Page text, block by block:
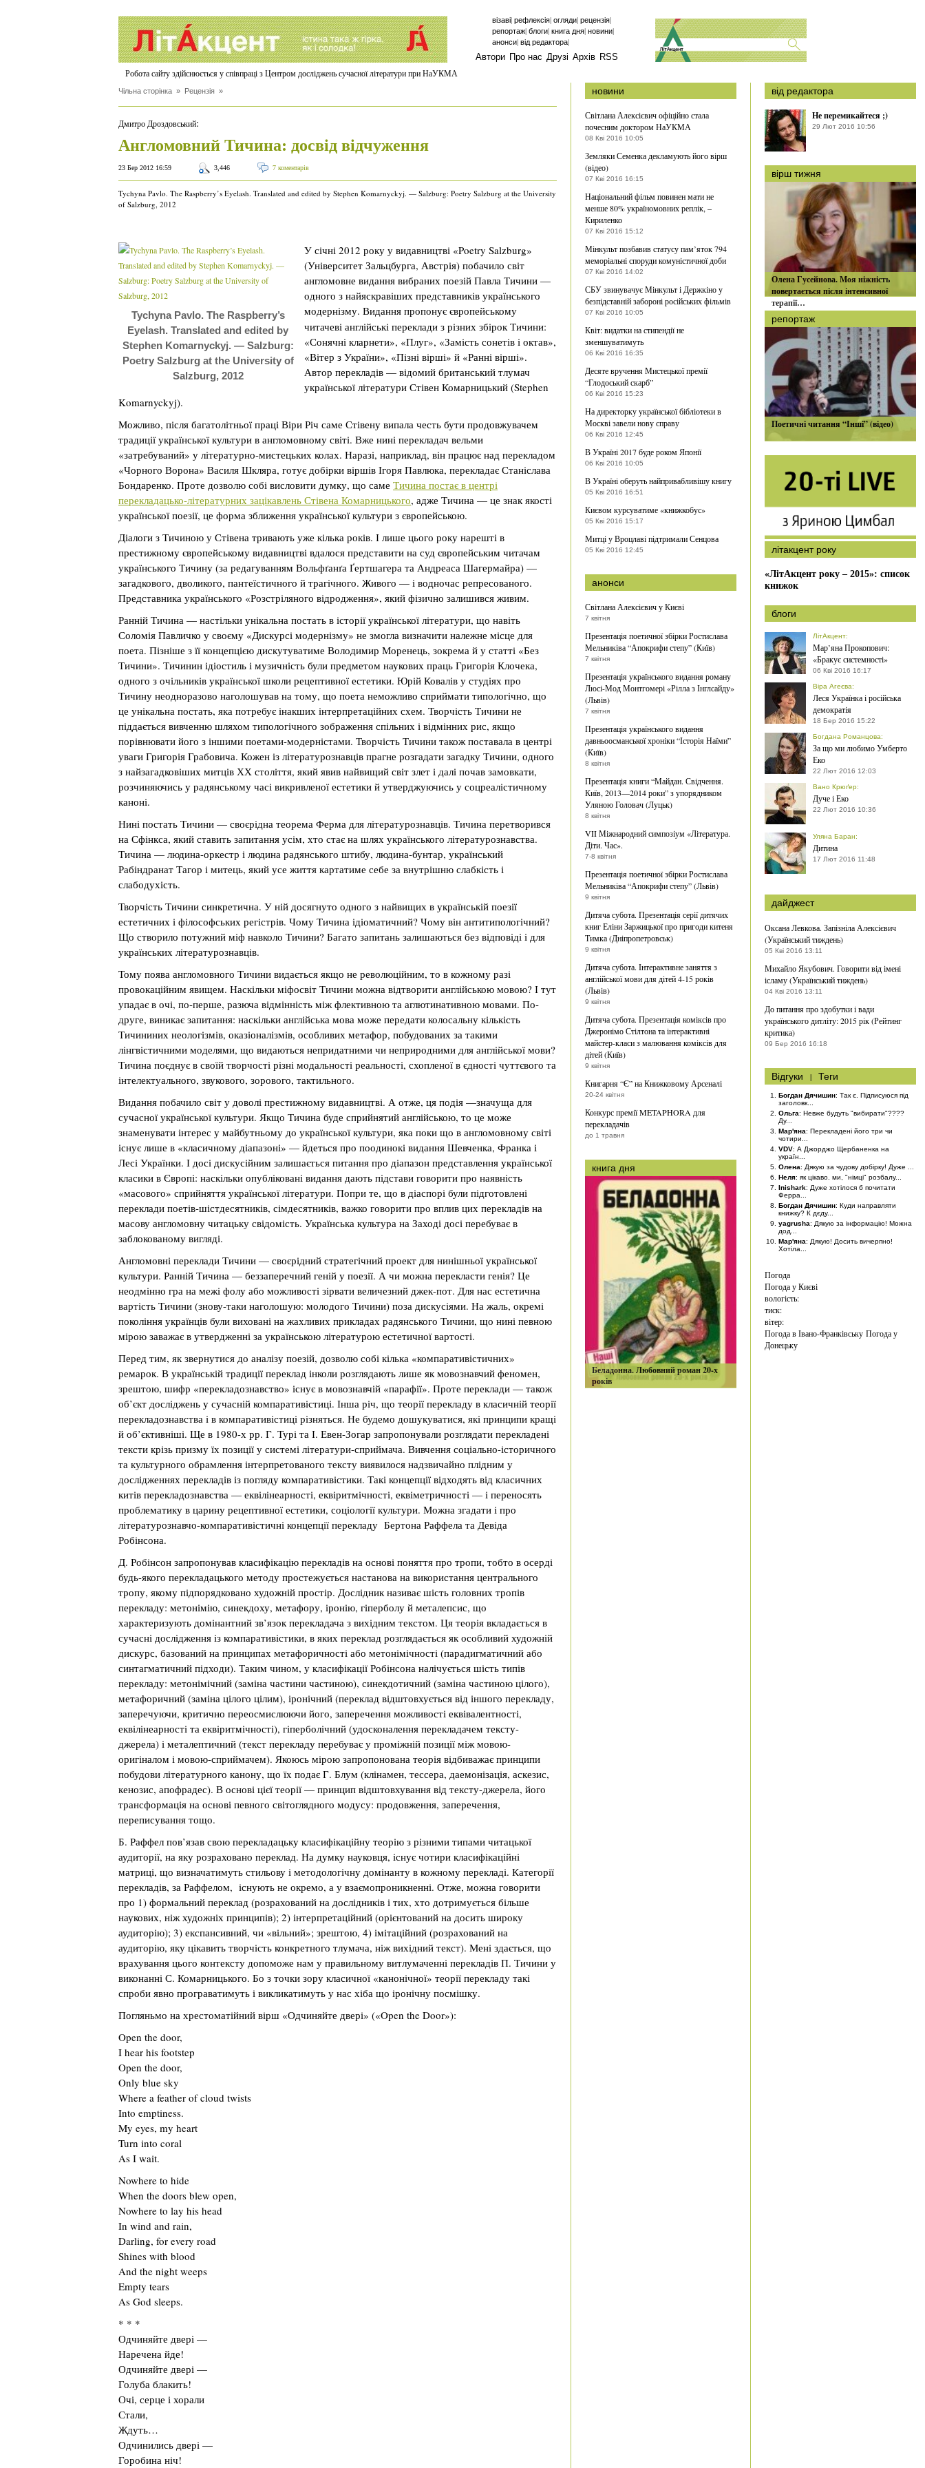
візаві| рефлексія| огляди| рецензія|
репортаж| блоги| книга дня| новини|
анонси| від редактора|
Автори Про нас Друзі Архів RSS
Робота сайту здійснюється у співпраці з Центром досліджень сучасної літератури при НаУКМА
Чільна сторінка » Рецензія »
Дмитро Дроздовський:
Англомовний Тичина: досвід відчуження
23 Бер 2012 16:59 3,446 7 коментарів
Tychyna Pavlo. The Raspberry’s Eyelash. Translated and edited by Stephen Komarnyckyj. — Salzburg: Poetry Salzburg at the University
of Salzburg, 2012
Tychyna Pavlo. The Raspberry’s
Eyelash. Translated and edited by
Stephen Komarnyckyj. — Salzburg:
Poetry Salzburg at the University of
Salzburg, 2012
У січні 2012 року у видавництві «Poetry Salzburg»
(Університет Зальцбурга, Австрія) побачило світ
англомовне видання вибраних поезій Павла Тичини —
одного з найяскравіших представників українського
модернізму. Видання пропонує європейському
читачеві англійські переклади з різних збірок Тичини:
«Сонячні кларнети», «Плуг», «Замість сонетів і октав»,
«Вітер з України», «Пізні вірші» й «Ранні вірші».
Автор перекладів — відомий британський тлумач
української літератури Стівен Комарницький (Stephen
Komarnyckyj).
Можливо, після багатолітньої праці Віри Річ саме Стівену випала честь бути продовжувачем
традиції української культури в англомовному світі. Вже нині перекладач вельми
«затребуваний» у літературно-мистецьких колах. Наразі, наприклад, він працює над перекладом
«Чорного Ворона» Василя Шкляра, готує добірки віршів Ігоря Павлюка, перекладає Станіслава
Бондаренко. Проте дозволю собі висловити думку, що саме Тичина постає в центрі
перекладацько-літературних зацікавлень Стівена Комарницького, адже Тичина — це знак якості
української поезії, це форма зближення української культури з європейською.
Діалоги з Тичиною у Стівена тривають уже кілька років. І лише цього року нарешті в
престижному європейському видавництві вдалося представити на суд європейським читачам
українського Тичину (за редагуванням Вольфґанґа Ґертшагера та Андреаса Шагермайра) —
загадкового, дволикого, пантеїстичного й трагічного. Живого — і водночас репресованого.
Представника українського «Розстріляного відродження», який фізично залишився живим.
Ранній Тичина — настільки унікальна постать в історії української літератури, що навіть
Соломія Павличко у своєму «Дискурсі модернізму» не змогла визначити належне місце для
поета. Пізніше з її концепцією дискутуватиме Володимир Моренець, зокрема й у статті «Без
Тичини». Тичинин ідіостиль і музичність були предметом наукових праць Григорія Клочека,
одного з очільників української школи рецептивної естетики. Юрій Ковалів у студіях про
Тичину неодноразово наголошував на тому, що поета неможливо сприймати типологічно, що
це унікальна постать, яка потребує інакших інтерпретаційних схем. Творчість Тичини не
піддається вивченню шляхом типологічного зображення спільних і відмінних рис, якщо
порівнювати його з іншими поетами-модерністами. Творчість Тичини також поставала в центрі
уваги Григорія Грабовича. Кожен із літературознавців прагне розгадати загадку Тичини, одного
з найзагадковіших митців ХХ століття, який явив найвищий світ злет і далі почав замовкати,
розчиняючись у радянському часі викривленої естетики й утверджуючись у соцреалістичному
каноні.
Нині постать Тичини — своєрідна теорема Ферма для літературознавців. Тичина перетворився
на Сфінкса, який ставить запитання усім, хто стає на шлях українського літературознавства.
Тичина — людина-оркестр і людина радянського штибу, людина-бунтар, український
Рабіндранат Тагор і митець, який усе життя картатиме себе за внутрішню слабкість і
слабодухість.
Творчість Тичини синкретична. У ній досягнуто одного з найвищих в українській поезії
естетичних і філософських регістрів. Чому Тичина ідіоматичний? Чому він антитипологічний?
Що створило потужний міф навколо Тичини? Багато запитань залишаються без відповіді і для
українських літературознавців.
Тому поява англомовного Тичини видається якщо не революційним, то в кожному разі
провокаційним явищем. Наскільки міфосвіт Тичини можна відтворити англійською мовою? І тут
упадає в очі, по-перше, разюча відмінність між флективною та аглютинативною мовами. По-
друге, виникає запитання: наскільки англійська мова може передати колосальну кількість
Тичининих неологізмів, оказіоналізмів, особливих метафор, побудованих за такими
лінгвістичними моделями, що видаються непридатними чи неприродними для англійської мови?
Тичина поєднує в своїй творчості різні модальності реальності, схопленої в єдності чуттєвого та
інтелектуального, звукового, зорового, тактильного.
Видання побачило світ у доволі престижному видавництві. А отже, ця подія —значуща для
сучасної української культури. Якщо Тичина буде сприйнятий англійською, то це може
знаменувати інтерес у майбутньому до української культури, яка поки що в англомовному світі
існує лише в «класичному діапазоні» — йдеться про поодинокі видання Шевченка, Франка і
Лесі Українки. І досі дискусійним залишається питання про діапазон представлення української
класики в Європі: наскільки опубліковані видання дають підстави говорити про наявність
«масового» сприйняття української літератури. Попри те, що в діаспорі були підготовлені
переклади поетів-шістдесятників, сімдесятників, важко говорити про вплив цих перекладів на
масову англомовну читацьку свідомість. Українська культура на Заході досі перебуває в
заблокованому вигляді.
Англомовні переклади Тичини — своєрідний стратегічний проект для нинішньої української
культури. Ранній Тичина — беззаперечний геній у поезії. А чи можна перекласти генія? Це
неодмінно гра на межі фолу або можливості зірвати величезний джек-пот. Для нас естетична
вартість Тичини (знову-таки наголошую: молодого Тичини) поза дискусіями. На жаль, окремі
покоління українців були виховані на жахливих прикладах радянського Тичини, що нині певною
мірою заважає в утвердженні за українською літературою естетичної вартості.
Перед тим, як звернутися до аналізу поезій, дозволю собі кілька «компаративістичних»
ремарок. В українській традиції переклад інколи розглядають лише як мовознавчий феномен,
зрештою, шифр «перекладознавство» існує в мовознавчій «парафії». Проте переклади — також
об’єкт досліджень у сучасній компаративістиці. Інша річ, що теорії перекладу в класичній теорії
перекладознавства і в компаративістиці різняться. Не будемо дошукуватися, які принципи кращі
й об’єктивніші. Ще в 1980-х рр. Г. Турі та І. Евен-Зогар запропонували розглядати перекладені
тексти крізь призму їх позиції у системі літератури-сприймача. Вивчення соціально-історичного
та культурного обрамлення інтерпретованого тексту виявилося надзвичайно плідним у
дослідженнях перекладів із погляду компаративістики. Такі концепції відходять від класичних
китів перекладознавства — еквілінеарності, еквіритмічності, еквіметричності — і переносять
проблематику в царину рецептивної естетики, соціології культури. Можна згадати і про
літературознавчо-компаративістичні концепції перекладу Бертона Раффела та Девіда
Робінсона.
Д. Робінсон запропонував класифікацію перекладів на основі поняття про тропи, тобто в осерді
будь-якого перекладацького методу простежується настанова на використання центрального
тропу, якому підпорядковано художній простір. Дослідник називає шість головних тропів
перекладу: метонімію, синекдоху, метафору, іронію, гіперболу й металепсис, що
характеризують домінантний зв’язок перекладача з вихідним текстом. Ця теорія вкладається в
сучасні дослідження із компаративістики, в яких переклад розглядається як особливий художній
дискурс, базований на принципах метафоричності або метонімічності (парадигматичний або
синтагматичний підходи). Таким чином, у класифікації Робінсона налічується шість типів
перекладу: метонімічний (заміна частини частиною), синекдотичний (заміна частиною цілого),
метафоричний (заміна цілого цілим), іронічний (переклад відштовхується від іншого перекладу,
заперечуючи, критично переосмислюючи його, заперечення можливості еквівалентності,
еквілінеарності та еквіритмічності), гіперболічний (удосконалення перекладачем тексту-
джерела) і металептичний (текст перекладу перебуває у проміжній позиції між мовою-
оригіналом і мовою-сприймачем). Якоюсь мірою запропонована теорія відбиважає принципи
побудови літературного канону, що їх подає Г. Блум (клінамен, тессера, даемонізація, аскезис,
кенозис, апофрадес). В основі цієї теорії — принцип відштовхування від тексту-джерела, його
трансформація на основі певного світоглядного модусу: продовження, заперечення,
переписування тощо.
Б. Раффел пов’язав свою перекладацьку класифікаційну теорію з різними типами читацької
аудиторії, на яку розраховано переклад. На думку науковця, існує чотири класифікаційні
матриці, що визначатимуть стильову і методологічну домінанту в кожному перекладі. Категорії
перекладів, за Раффелом, існують не окремо, а у взаємопроникненні. Отже, можна говорити
про 1) формальний переклад (розрахований на дослідників і тих, хто дотримується більше
наукових, ніж художніх принципів); 2) інтерпретаційний (орієнтований на досить широку
аудиторію); 3) експансивний, чи «вільний»; зрештою, 4) імітаційний (розрахований на
аудиторію, яку цікавить творчість конкретного тлумача, ніж вихідний текст). Мені здається, що
врахування цього контексту допоможе нам у правильному витлумаченні перекладів П. Тичини у
виконанні С. Комарницького. Бо з точки зору класичної «канонічної» теорії перекладу такі
спроби явно програватимуть і викликатимуть у нас хіба що іронічну посмішку.
Погляньмо на хрестоматійний вірш «Одчиняйте двері» («Open the Door»):
Open the door,
I hear his footstep
Open the door,
Only blue sky
Where a feather of cloud twists
Into emptiness.
My eyes, my heart
Turn into coral
As I wait.
Nowhere to hide
When the doors blew open,
Nowhere to lay his head
In wind and rain,
Darling, for every road
Shines with blood
And the night weeps
Empty tears
As God sleeps.
* * *
Одчиняйте двері —
Наречена йде!
Одчиняйте двері —
Голуба блакить!
Очі, серце і хорали
Стали,
Ждуть…
Одчинились двері —
Горобина ніч!
новини
Світлана Алексієвич офіційно стала
почесним доктором НаУКМА
08 Кві 2016 10:05
Земляки Семенка декламують його вірш
(відео)
07 Кві 2016 16:15
Національний фільм повинен мати не
менше 80% україномовних реплік, –
Кириленко
07 Кві 2016 15:12
Мінкульт позбавив статусу пам’яток 794
меморіальні споруди комуністичної доби
07 Кві 2016 14:02
СБУ звинувачує Мінкульт і Держкіно у
безпідставній забороні російських фільмів
07 Кві 2016 10:05
Квіт: видатки на стипендії не
зменшуватимуть
06 Кві 2016 16:35
Десяте вручення Мистецької премії
“Глодоський скарб”
06 Кві 2016 15:23
На директорку української бібліотеки в
Москві завели нову справу
06 Кві 2016 12:45
В Україні 2017 буде роком Японії
06 Кві 2016 10:05
В Україні оберуть найпривабливішу книгу
05 Кві 2016 16:51
Києвом курсуватиме «книжкобус»
05 Кві 2016 15:17
Митці у Вроцлаві підтримали Сенцова
05 Кві 2016 12:45
анонси
Світлана Алексієвич у Києві
7 квітня
Презентація поетичної збірки Ростислава
Мельниківа “Апокрифи степу” (Київ)
7 квітня
Презентація українського видання роману
Люсі-Мод Монтгомері «Рілла з Інглсайду»
(Львів)
7 квітня
Презентація українського видання
давньоосманської хроніки “Історія Наїми”
(Київ)
8 квітня
Презентація книги “Майдан. Свідчення.
Київ, 2013—2014 роки” з упорядником
Уляною Головач (Луцьк)
8 квітня
VII Міжнародний симпозіум «Література.
Діти. Час».
7-8 квітня
Презентація поетичної збірки Ростислава
Мельниківа “Апокрифи степу” (Львів)
9 квітня
Дитяча субота. Презентація серії дитячих
книг Еліни Заржицької про пригоди китеня
Тимка (Дніпропетровськ)
9 квітня
Дитяча субота. Інтерактивне заняття з
англійської мови для дітей 4-15 років
(Львів)
9 квітня
Дитяча субота. Презентація коміксів про
Джеронімо Стілтона та інтерактивні
майстер-класи з малювання коміксів для
дітей (Київ)
9 квітня
Книгарня “Є” на Книжковому Арсеналі
20-24 квітня
Конкурс премії METAPHORA для
перекладачів
до 1 травня
книга дня
Беладонна. Любовний роман 20-х
років
від редактора
Не перемикайтеся ;)
29 Лют 2016 10:56
вірш тижня
Олена Гусейнова. Моя ніжність
повертається після інтенсивної
терапії…
репортаж
Поетичні читання “Інші” (відео)
літакцент року
«ЛітАкцент року – 2015»: список
книжок
блоги
ЛітАкцент:
Мар’яна Прокопович:
«Бракує системності»
06 Кві 2016 16:17
Віра Агеєва:
Леся Українка і російська
демократія
18 Бер 2016 15:22
Богдана Романцова:
За що ми любимо Умберто
Еко
22 Лют 2016 12:03
Вано Крюґер:
Дуче і Еко
22 Лют 2016 10:36
Уляна Баран:
Дитина
17 Лют 2016 11:48
дайджест
Оксана Левкова. Запізніла Алексієвич
(Український тиждень)
05 Кві 2016 13:11
Михайло Якубович. Говорити від імені
ісламу (Український тиждень)
04 Кві 2016 13:11
До питання про здобутки і вади
українського дитліту: 2015 рік (Рейтинг
критика)
09 Бер 2016 16:18
Відгуки | Теги
Богдан Дячишин: Так є. Підписуюся під
заголовк...
Ольга: Невже будуть "вибирати"????
Ду...
Мар'яна: Перекладені його три чи
чотири...
VDV: А Джорджо Щербаненка на
україн...
Олена: Дякую за чудову добірку! Дуже ...
Неля: як цікаво. ми, "німці" розбалу...
Inishark: Дуже хотілося б почитати
Ферра...
Богдан Дячишин: Куди направляти
книжку? К дєду...
yagrusha: Дякую за інформацію! Можна
дод...
Мар'яна: Дякую! Досить вичерпно!
Хотіла...
Погода
Погода уКиєві
вологість:
тиск:
вітер:
Погода в Івано-Франківську Погода у
Донецьку